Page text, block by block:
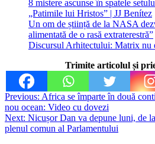
8 mistere ascunse în spatele
„Patimile lui Hristos” | JJ Benítez
Un om de știință de la NASA
alimentată de o rasă extraterestră”
Discursul Arhitectului: Matrix nu
Trimite articolul și
Post
navigation
Previous: Africa se împarte în două
nou ocean: Video cu dovezi
Next: Nicușor Dan va depune luni, de
plenul comun al Parlamentului